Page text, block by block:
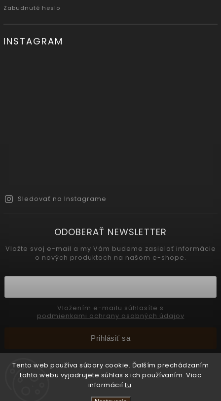
Tento web používa súbory cookie. Ďalším prechádzaním
tohto webu vyjadrujete súhlas s ich používaním. Viac
informácií tu.
Zabudnuté heslo
INSTAGRAM
Sledovať na Instagrame
ODOBERAŤ NEWSLETTER
Vložte svoj e-mail a my Vám budeme zasielať informácie
o nových produktoch na našom e-shope.
podmienkami ochrany osobných údajov
Prihlásiť sa
Copyright 2026INTERMEDIC SK. Všetky práva vyhradené.